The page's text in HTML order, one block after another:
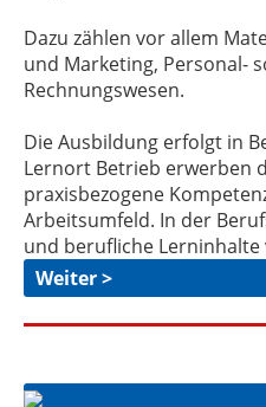
Dazu zählen vor allem
und Marketing, Personal-
Rechnungswesen.
Die Ausbildung erfolgt in
Lernort Betrieb erwerben
praxisbezogene
Arbeitsumfeld. In der
und berufliche
Weiter >